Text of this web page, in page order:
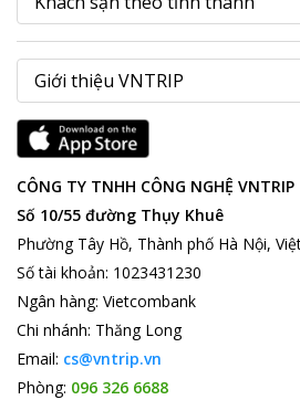
CÔNG TY TNHH CÔNG NGHỆ VNTRIP
Số 10/55 đường Thụy Khuê
Phường Tây Hồ, Thành phố Hà Nội,
Số tài khoản: 1023431230
Ngân hàng: Vietcombank
Chi nhánh: Thăng Long
Email: cs@vntrip.vn
Phòng: 096 326 6688